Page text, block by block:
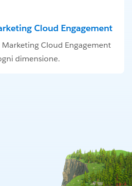
Cloud Engagement
Cloud Engagement
dimensione.